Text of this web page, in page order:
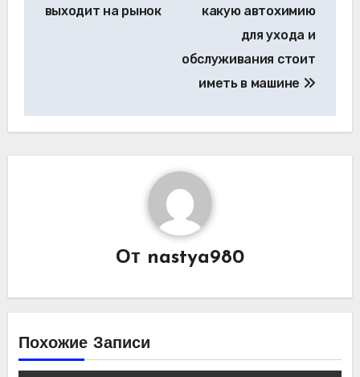
записям
выходит на рынок
какую автохимию
для ухода и
обслуживания стоит
иметь в машине
От nastya980
Похожие Записи